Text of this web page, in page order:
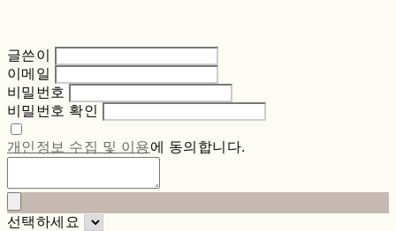
글쓴이
이메일
비밀번호
비밀번호 확인
개인정보 수집 및 이용에 동의합니다.
선택하세요